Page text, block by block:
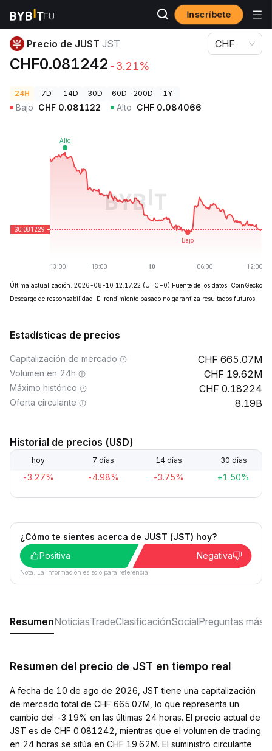
Inscríbete
Precios de Criptomonedas Precio de JUST JST
Precio de JUST JST
CHF0.081242 -3.21%
CHF
24H 7D 14D 30D 60D 200D 1Y
Bajo CHF 0.081122 Alto CHF 0.084066
Última actualización: 2026-08-10 12:17:22 (UTC+0) Fuente de los datos: CoinGecko
Descargo de responsabilidad: El rendimiento pasado no garantiza resultados futuros.
Estadísticas de precios
Capitalización de mercado 665.07M
Volumen en 24h 19.62M
Máximo histórico 0.18224
Oferta circulante 8.19B
Historial de precios (USD)
hoy 7 días 14 días 30 días
-3.27% -4.98% -3.75% +1.50%
¿Cómo te sientes acerca de JUST (JST) hoy?
Positiva
Negativa
Nota: La información es solo para referencia.
ResumenNoticiasTradeClasificaciónSocialPreguntas más
Resumen del precio de JST en tiempo real
A fecha de 10 de ago de 2026, JST tiene una capitalización
de mercado total de CHF 665.07M, lo que representa un
cambio del -3.19% en las últimas 24 horas. El precio actual de
JST es de CHF 0.081242, mientras que el volumen de trading
en 24 horas se sitúa en CHF 19.62M. El suministro circulante